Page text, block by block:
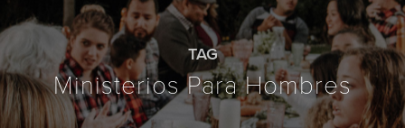
TAG
Ministerios Para Hombres